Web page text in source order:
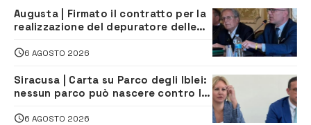
Augusta | Firmato il contratto per la
realizzazione del depuratore delle
6 AGOSTO 2026
Siracusa | Carta su Parco degli Iblei:
nessun parco può nascere contro le
6 AGOSTO 2026